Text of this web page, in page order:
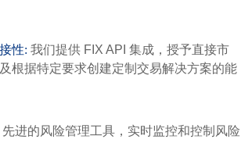
性: 我们提供 FIX API 集成，授予直接市
根据特定要求创建定制交易解决方案的能
先进的风险管理工具，实时监控和控制风险